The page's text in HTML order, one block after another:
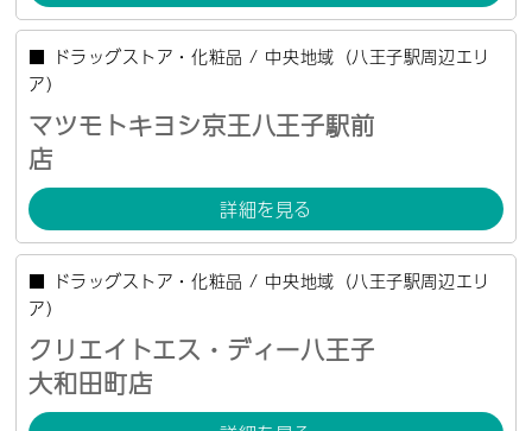
■ ドラッグストア・化粧品 / 中央地域（八王子駅周辺エリ
ア）
マツモトキヨシ京王八王子駅前
店
詳細を見る
■ ドラッグストア・化粧品 / 中央地域（八王子駅周辺エリ
ア）
クリエイトエス・ディー八王子
大和田町店